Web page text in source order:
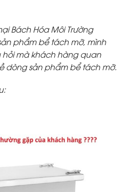
Bách Hóa Môi Trường
phẩm bể tách mỡ, mình
hỏi mà khách hàng quan
dòng sản phẩm bể tách mỡ.